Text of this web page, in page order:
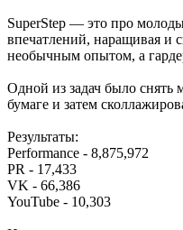
SuperStep — это про
впечатлений, наращивая и
необычным опытом, а
Одной из задач было снять
бумаге и затем
Результаты:
Performance - 8,875,972
PR - 17,433
VK - 66,386
YouTube - 10,303